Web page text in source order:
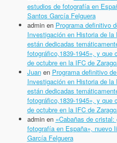
estudios de fotografía en
Santos García Felguera
adminen Programa definitivo
Investigación en Historia de
están dedicadas
fotográfico,1839-1945», y que
de octubre en la IFC de
Juanen Programa definitivo
Investigación en Historia de
están dedicadas
fotográfico,1839-1945», y que
de octubre en la IFC de
adminen «Cabañas de
fotografía en España», nuevo
García Felguera